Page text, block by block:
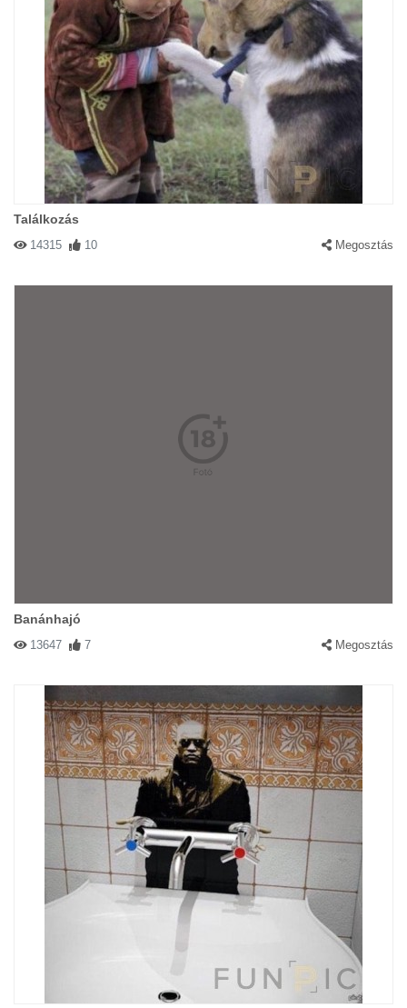
Találkozás
14315 10 Megosztás
Banánhajó
13647 7 Megosztás